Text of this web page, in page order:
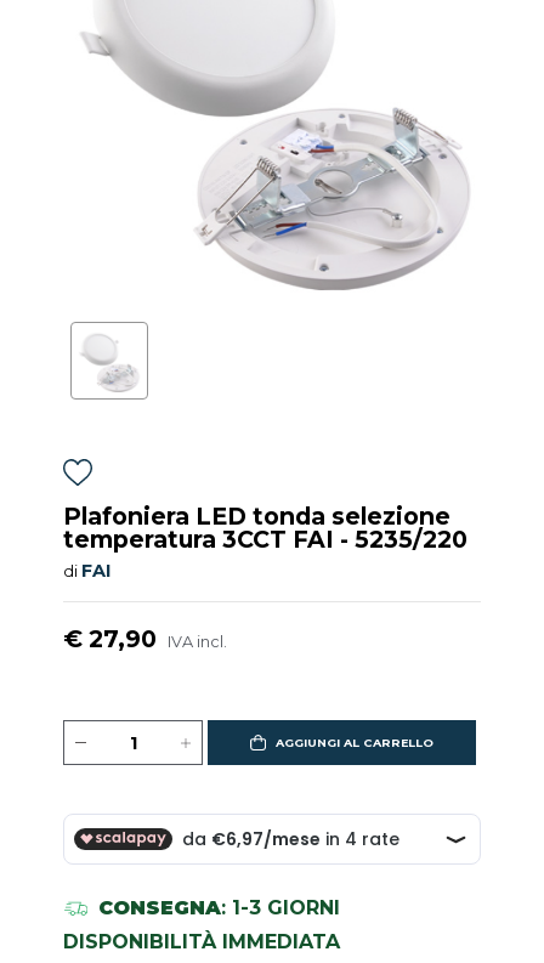
Plafoniera LED tonda selezione
temperatura 3CCT FAI - 5235/220
di FAI
€ 27,90 IVA incl.
AGGIUNGI AL CARRELLO
CONSEGNA: 1-3 GIORNI
DISPONIBILITÀ IMMEDIATA